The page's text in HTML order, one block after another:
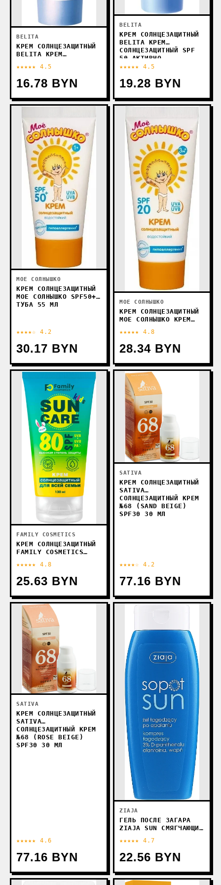
BELITA
КРЕМ СОЛНЦЕЗАЩИТНЫЙ
BELITA КРЕМ
ДЕТЕЙ SPF 30 С
МАСЛОМ ОБЛЕПИХИ 100
МЛ
★★★★★ 4.5
16.78 BYN
BELITA
КРЕМ СОЛНЦЕЗАЩИТНЫЙ
BELITA КРЕМ
СОЛНЦЕЗАЩИТНЫЙ SPF
50 АКТИВНО
УВЛАЖНЯЮЩИЙ
★★★★★ 4.5
19.28 BYN
МОЕ СОЛНЫШКО
КРЕМ СОЛНЦЕЗАЩИТНЫЙ
МОЕ СОЛНЫШКО SPF50+
ТУБА 55 МЛ
★★★★☆ 4.2
30.17 BYN
МОЕ СОЛНЫШКО
КРЕМ СОЛНЦЕЗАЩИТНЫЙ
МОЕ СОЛНЫШКО КРЕМ
75 МЛ
★★★★★ 4.8
28.34 BYN
FAMILY COSMETICS
КРЕМ СОЛНЦЕЗАЩИТНЫЙ
FAMILY COSMETICS
SUN CARE SPF 80+ 130
МЛ
★★★★★ 4.8
25.63 BYN
SATIVA
КРЕМ СОЛНЦЕЗАЩИТНЫЙ
SATIVA
СОЛНЦЕЗАЩИТНЫЙ КРЕМ
№68 (SAND BEIGE)
SPF30 30 МЛ
★★★★☆ 4.2
77.16 BYN
SATIVA
КРЕМ СОЛНЦЕЗАЩИТНЫЙ
SATIVA
СОЛНЦЕЗАЩИТНЫЙ КРЕМ
№68 (ROSE BEIGE)
SPF30 30 МЛ
★★★★★ 4.6
77.16 BYN
ZIAJA
ГЕЛЬ ПОСЛЕ ЗАГАРА
ZIAJA SUN СМЯГЧАЮЩИЙ
★★★★★ 4.7
22.56 BYN